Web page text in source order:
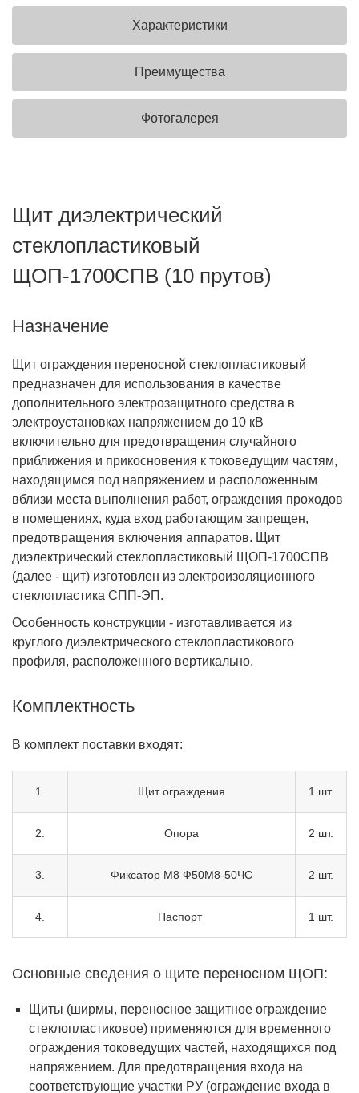
Характеристики
Преимущества
Фотогалерея
Щит диэлектрический
стеклопластиковый
ЩОП-1700СПВ (10 прутов)
Назначение
Щит ограждения переносной стеклопластиковый
предназначен для использования в качестве
дополнительного электрозащитного средства в
электроустановках напряжением до 10 кВ
включительно для предотвращения случайного
приближения и прикосновения к токоведущим частям,
находящимся под напряжением и расположенным
вблизи места выполнения работ, ограждения проходов
в помещениях, куда вход работающим запрещен,
предотвращения включения аппаратов. Щит
диэлектрический стеклопластиковый ЩОП-1700СПВ
(далее - щит) изготовлен из электроизоляционного
стеклопластика СПП-ЭП.
Особенность конструкции - изготавливается из
круглого диэлектрического стеклопластикового
профиля, расположенного вертикально.
Комплектность
В комплект поставки входят:
1. Щит ограждения 1 шт.
2. Опора 2 шт.
3. Фиксатор М8 Ф50М8-50ЧС 2 шт.
4. Паспорт 1 шт.
Основные сведения о щите переносном ЩОП:
Щиты (ширмы, переносное защитное ограждение
стеклопластиковое) применяются для временного
ограждения токоведущих частей, находящихся под
напряжением. Для предотвращения входа на
соответствующие участки РУ (ограждение входа в